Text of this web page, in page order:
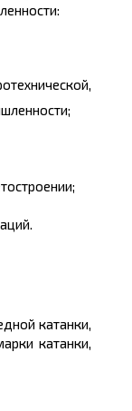
катанки,
катанки,